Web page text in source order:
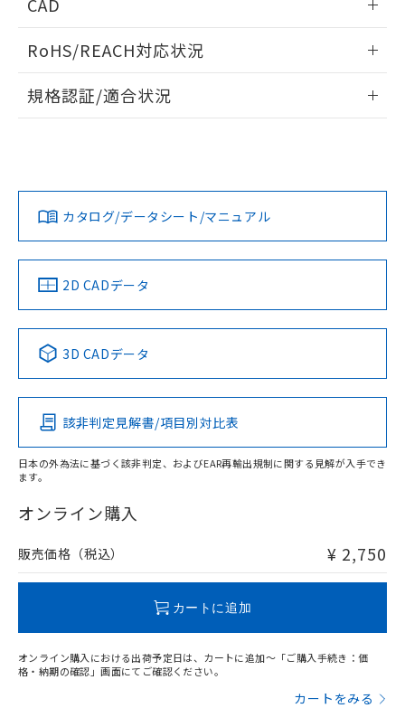
ドすることができます。
ログイン/会員登録
ダウンロードデータをご利用いただく前に、以下を必ずお読
みください。
ソフトウェアの使用条件
RoHS/REACH対応状況
EU RoHS 注意事項・凡例
対応済み
中国 RoHS 注意事項・凡例
Pb Hg Cd Cr(VI)
O
在庫等で未対応品が混在する可能性があります。
問い合わせください。
規格認証/適合状況
LR型式承認
（イギリス
船舶規格）
DNV型式承認
（ノルウェー
BV型式承認
（フランス
KR型式
（韓国
No No No No
この製品の規格認証/適合状況ページへ
その他の認証はこちらのページからご検索ください
カタログ/データシート/マニュアル
2D CADデータ
3D CADデータ
該非判定見解書/項目別対比表
日本の外為法に基づく該非判定、およびEAR再輸出規制に関する見解が入手でき
ます。
オンライン購入
販売価格（税込） ¥ 2,750
カートに追加
オンライン購入における出荷予定日は、カートに追加～「ご購入手続き：価
格・納期の確認」画面にてご確認ください。
カートをみる
既に当社にて対応品への在庫切替を完了
していることから、特段のことがない限
り、2022年1月12日より割愛しておりま